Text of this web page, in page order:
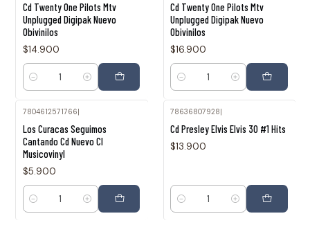
Cd Twenty One Pilots Mtv
Unplugged Digipak Nuevo
Obivinilos
$14.900
Cantidad
Cd Twenty One Pilots Mtv
Unplugged Digipak Nuevo
Obivinilos
$16.900
Cantidad
7804612571766|
Los Curacas Seguimos
Cantando Cd Nuevo Cl
Musicovinyl
$5.900
Cantidad
78636807928|
Cd Presley Elvis Elvis 30 #1 Hits
$13.900
Cantidad